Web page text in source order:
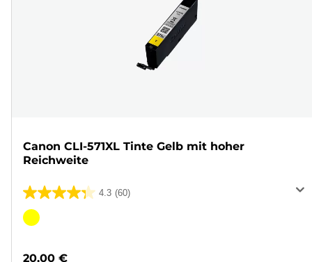
Canon CLI-571XL Tinte Gelb mit hoher
Reichweite
4.3 (60)
4.3
von
Farbpatrone
20,00 €